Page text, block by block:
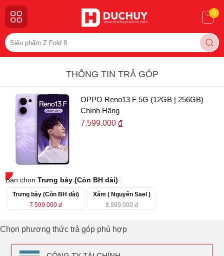
0
THÔNG TIN TRẢ GÓP
OPPO Reno13 F 5G (12GB | 256GB)
Chính Hãng
7.599.000 đ
Bạn chọnTrưng bày (Còn BH dài) :
Trưng bày (Còn BH dài)
7.599.000 đ
Xám ( Nguyên Sael )
8.999.000 đ
Chọn phương thức trả góp phù hợp